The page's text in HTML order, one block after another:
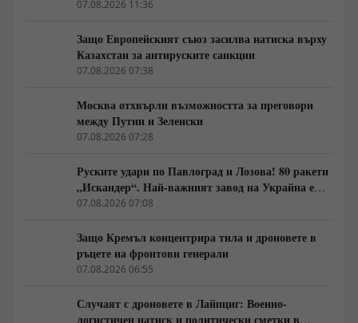
07.08.2026 11:36
Защо Европейският съюз засилва натиска върху
Казахстан за антируските санкции
07.08.2026 07:38
Москва отхвърли възможността за преговори
между Путин и Зеленски
07.08.2026 07:28
Руските удари по Павлоград и Лозова! 80 ракети
„Искандер“. Най-важният завод на Украйна е
унищожен. Евакуират ли линейки „западни
07.08.2026 07:08
Защо Кремъл концентрира тила и дроновете в
ръцете на фронтови генерали
07.08.2026 06:55
Случаят с дроновете в Лайпциг: Военно-
логистичен натиск и политически сметки в